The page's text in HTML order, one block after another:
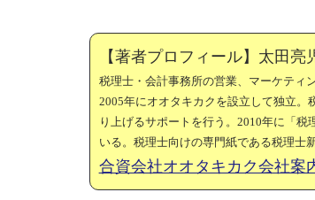
【著者プロフィール】太田
税理士・会計事務所の営業、マーケティ
2005年にオオタキカクを設立して独立
り上げるサポートを行う。2010年に「
いる。税理士向けの専門紙である税理士
合資会社オオタキカク会社案